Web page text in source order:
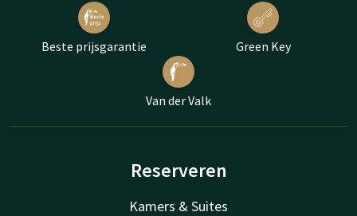
Beste prijsgarantie Green Key
Van der Valk
Reserveren
Kamers & Suites